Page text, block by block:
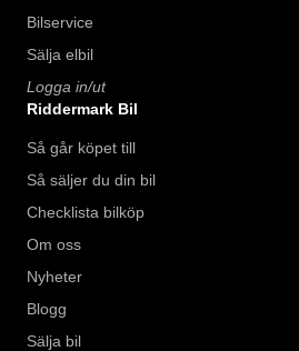
Bilservice
Sälja elbil
Logga in/ut
Riddermark Bil
Så går köpet till
Så säljer du din bil
Checklista bilköp
Om oss
Nyheter
Blogg
Sälja bil